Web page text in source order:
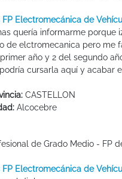
FP Electromecánica de
quería informarme porque
de elctromecanica pero me
año y 2 del segundo
cursarla aquí y acabar
CASTELLON
Alcocebre
de Grado Medio - FP
FP Electromecánica de